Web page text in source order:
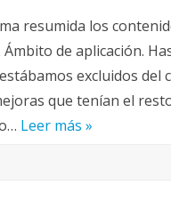
PTGAS
Laboral
resumida los
de aplicación.
excluidos del
que tenían el
Leer más »